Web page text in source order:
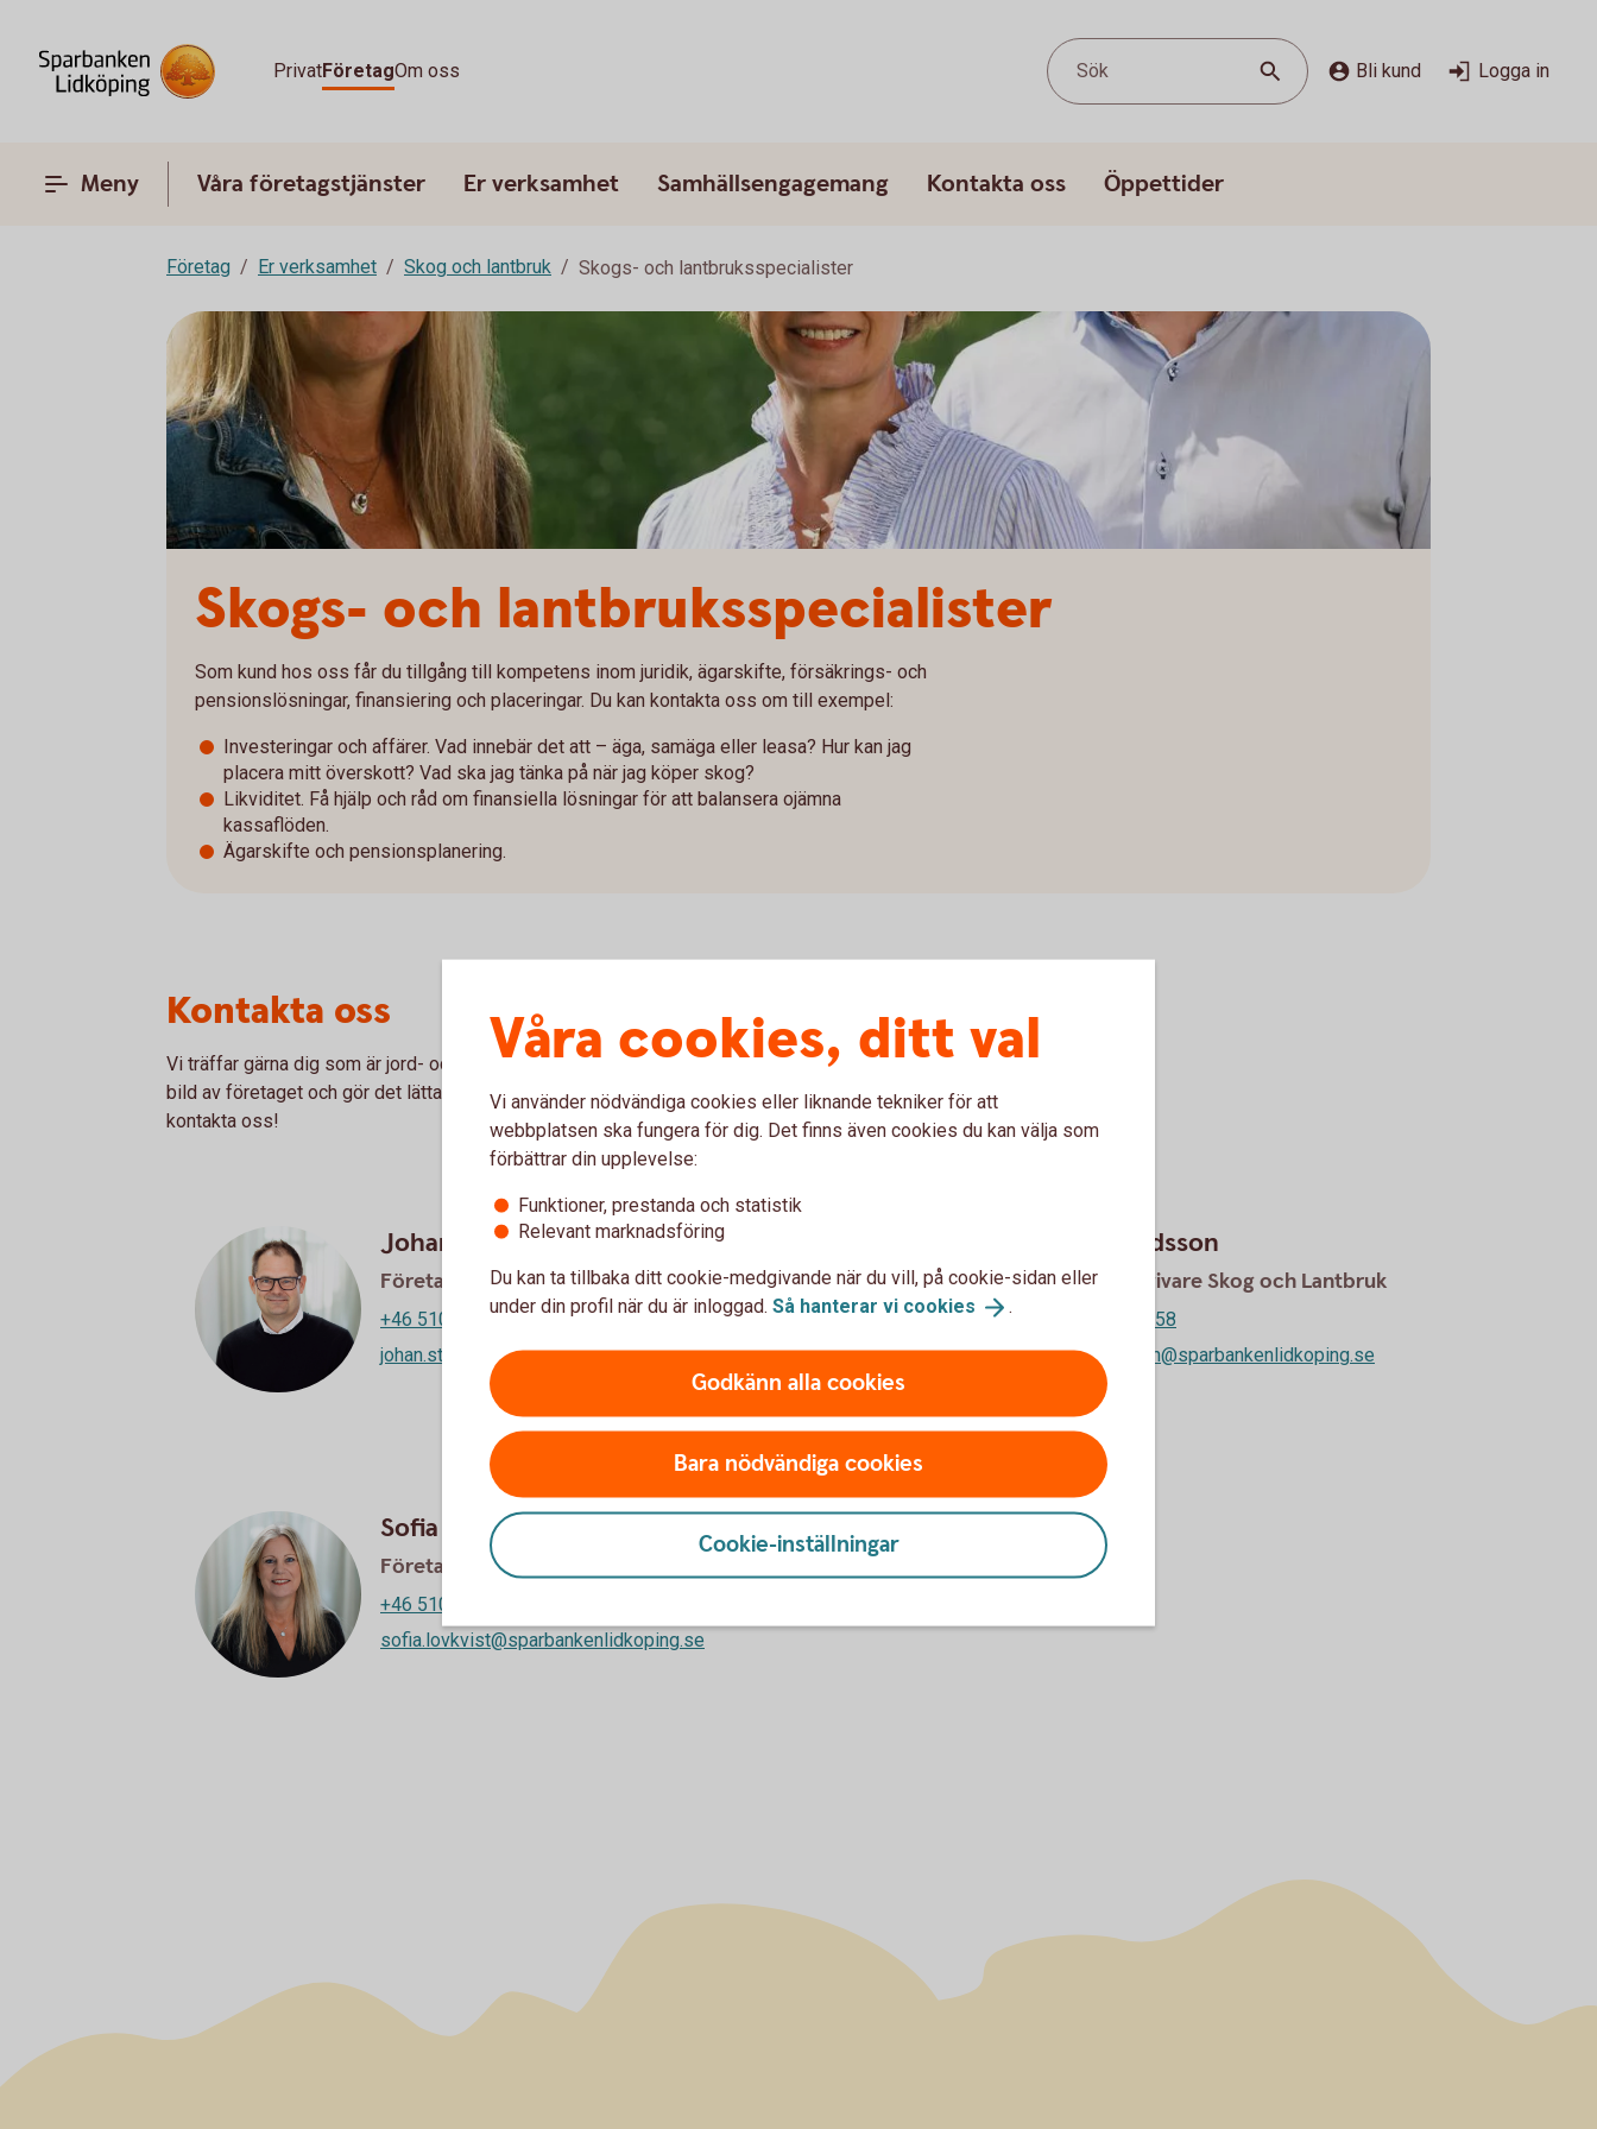
PrivatFöretagOm oss Sök Bli kund Logga in
Meny Våra företagstjänster Er verksamhet Samhällsengagemang Kontakta oss Öppettider
Företag Er verksamhet Skog och lantbruk Skogs- och lantbruksspecialister
Skogs- och lantbruksspecialister
Som kund hos oss får du tillgång till kompetens inom juridik, ägarskifte, försäkrings- och
pensionslösningar, finansiering och placeringar. Du kan kontakta oss om till exempel:
Investeringar och affärer. Vad innebär det att – äga, samäga eller leasa? Hur kan jag
placera mitt överskott? Vad ska jag tänka på när jag köper skog?
Likviditet. Få hjälp och råd om finansiella lösningar för att balansera ojämna
kassaflöden.
Ägarskifte och pensionsplanering.
Kontakta oss
Vi träffar gärna dig som är jord- och skogsbrukare ute på din gård. Det ger oss en bättre
bild av företaget och gör det lättare att diskutera kring drift och ekonomi. Välkommen att
kontakta oss!
Johan Stensson
Företagsrådgivare Skog och Lantbruk
+46 510-54 55 93
johan.stensson@sparbankenlidkoping.se
Sofia Lövkvist
Företagsrådgivare Skog och Lantbruk
+46 510-54 55 61
sofia.lovkvist@sparbankenlidkoping.se
Linda Ewaldsson
Företagsrådgivare Skog och Lantbruk
+46 510-54 55 58
linda.ewaldsson@sparbankenlidkoping.se
Våra cookies, ditt val
Vi använder nödvändiga cookies eller liknande tekniker för att
webbplatsen ska fungera för dig. Det finns även cookies du kan välja som
förbättrar din upplevelse:
Funktioner, prestanda och statistik
Relevant marknadsföring
Du kan ta tillbaka ditt cookie-medgivande när du vill, på cookie-sidan eller
under din profil när du är inloggad. Så hanterar vi cookies .
Godkänn alla cookies
Bara nödvändiga cookies
Cookie-inställningar